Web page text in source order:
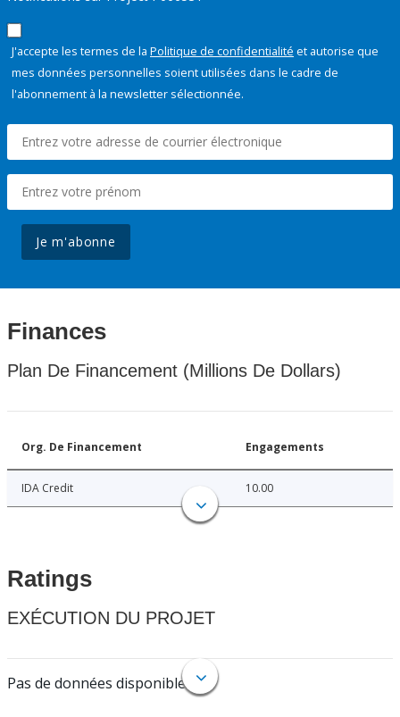
J'accepte les termes de la Politique de confidentialité et autorise que
mes données personnelles soient utilisées dans le cadre de
l'abonnement à la newsletter sélectionnée.
Je m'abonne
Finances
Plan De Financement (Millions De Dollars)
Org. De Financement Engagements
IDA Credit 10.00
Ratings
EXÉCUTION DU PROJET
Pas de données disponibles.